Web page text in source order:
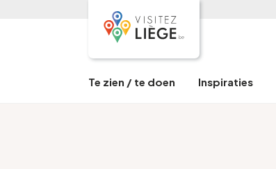
Te zien / te doen Inspiraties